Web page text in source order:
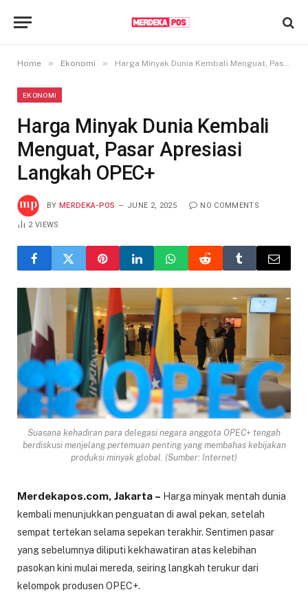
Home » Ekonomi » Harga Minyak Dunia Kembali Menguat, Pasar Apresiasi Langkah OPEC+
EKONOMI
Harga Minyak Dunia Kembali
Menguat, Pasar Apresiasi
Langkah OPEC+
BY MERDEKA-POS JUNE 2, 2025 NO COMMENTS
2VIEWS
Suasana kehadiran para delegasi negara anggota OPEC+ tengah
berdiskusi menjelang pertemuan penting yang membahas kebijakan
produksi minyak global. (Sumber: Internet)
Merdekapos.com, Jakarta – Harga minyak mentah dunia
kembali menunjukkan penguatan di awal pekan, setelah
sempat tertekan selama sepekan terakhir. Sentimen pasar
yang sebelumnya diliputi kekhawatiran atas kelebihan
pasokan kini mulai mereda, seiring langkah terukur dari
kelompok produsen OPEC+.